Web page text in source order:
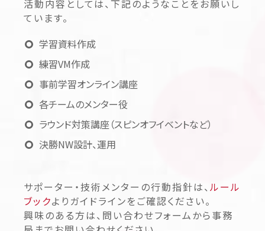
活動内容としては、下記のようなことをお願いし
ています。
学習資料作成
練習VM作成
事前学習オンライン講座
各チームのメンター役
ラウンド対策講座（スピンオフイベントなど）
決勝NW設計、運用
サポーター・技術メンターの行動指針は、 ルール
ブックよりガイドラインをご確認ください。
興味のある方は、問い合わせフォームから事務